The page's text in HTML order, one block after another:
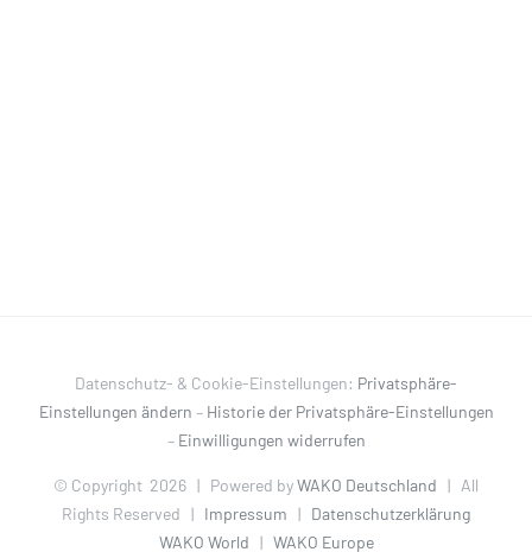
Datenschutz- & Cookie-Einstellungen: Privatsphäre-
Einstellungen ändern – Historie der Privatsphäre-Einstellungen
– Einwilligungen widerrufen
© Copyright 2026 | Powered byWAKO Deutschland | All
Rights Reserved | Impressum | Datenschutzerklärung
WAKO World | WAKO Europe